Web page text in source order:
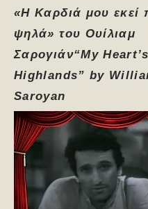
«Η Καρδιά μου εκεί
ψηλά» του Ουίλιαμ
Σαρογιάν“My
Highlands” by
Saroyan